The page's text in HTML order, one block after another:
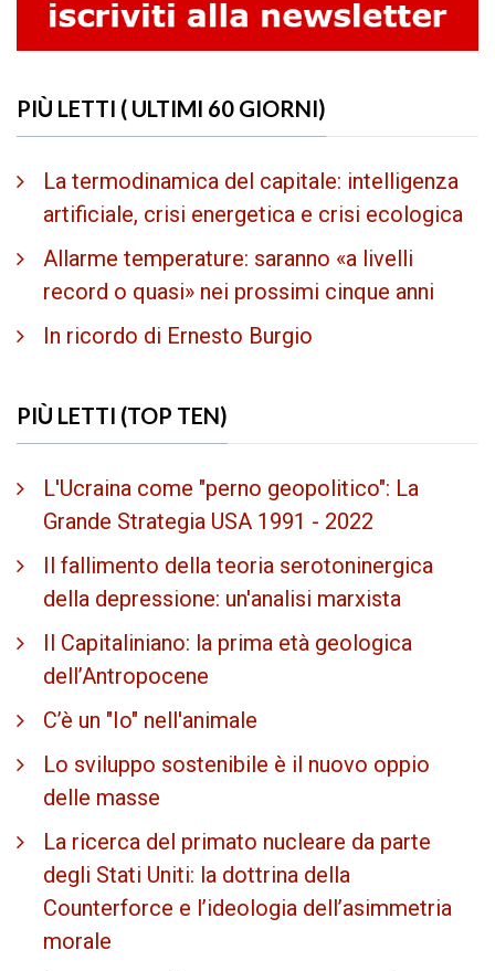
PIÙ LETTI ( ULTIMI 60 GIORNI)
La termodinamica del capitale: intelligenza
artificiale, crisi energetica e crisi ecologica
Allarme temperature: saranno «a livelli
record o quasi» nei prossimi cinque anni
In ricordo di Ernesto Burgio
PIÙ LETTI (TOP TEN)
L'Ucraina come "perno geopolitico": La
Grande Strategia USA 1991 - 2022
Il fallimento della teoria serotoninergica
della depressione: un'analisi marxista
Il Capitaliniano: la prima età geologica
dell’Antropocene
C’è un "Io" nell'animale
Lo sviluppo sostenibile è il nuovo oppio
delle masse
La ricerca del primato nucleare da parte
degli Stati Uniti: la dottrina della
Counterforce e l’ideologia dell’asimmetria
morale